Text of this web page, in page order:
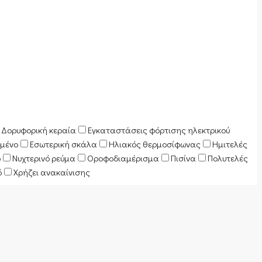
Δορυφορική κεραία
Εγκαταστάσεις φόρτισης ηλεκτρικού
Εσωτερική σκάλα Ηλιακός θερμοσίφωνας
Ημιτελές
Νυχτερινό ρεύμα Οροφοδιαμέρισμα Πισίνα
Πολυτελές
Χρήζει ανακαίνισης